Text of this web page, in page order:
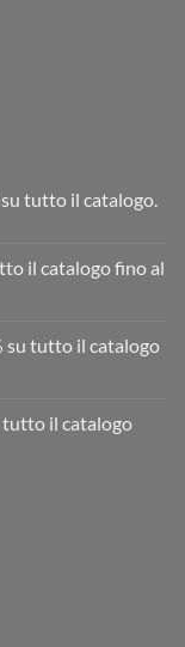
tutto il catalogo.
il catalogo fino al
su tutto il catalogo
tutto il catalogo